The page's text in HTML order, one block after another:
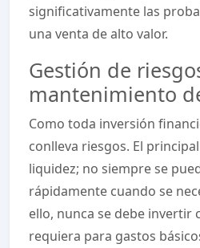
significativamente las
una venta de alto valor.
Gestión de
mantenimiento
Como toda inversión
conlleva riesgos. El
liquidez; no siempre se
rápidamente cuando se
ello, nunca se debe invertir
requiera para gastos